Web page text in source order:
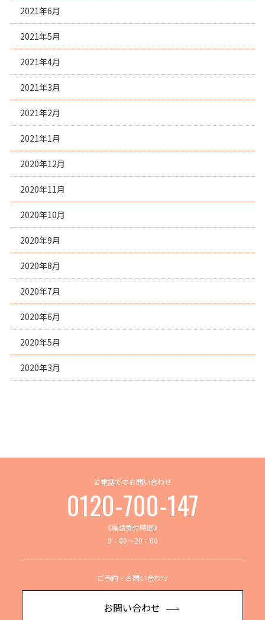
2021年6月
2021年5月
2021年4月
2021年3月
2021年2月
2021年1月
2020年12月
2020年11月
2020年10月
2020年9月
2020年8月
2020年7月
2020年6月
2020年5月
2020年3月
お電話でのお問い合わせ
0120-700-147
《電話受付時間》
9：00～20：00
ご予約・お問い合わせ
お問い合わせ